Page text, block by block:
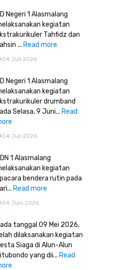
Negeri 1 Alasmalang
kegiatan
Tahfidz dan
... Read more
04 Juli 2026
Negeri 1 Alasmalang
kegiatan
drumband
Selasa, 9 Juni... Read
04 Juli 2026
1 Alasmalang
kegiatan
bendera rutin pada
Read more
04 Juni 2026
tanggal 09 Mei 2026,
dilaksanakan kegiatan
Siaga di Alun-Alun
yang dii... Read